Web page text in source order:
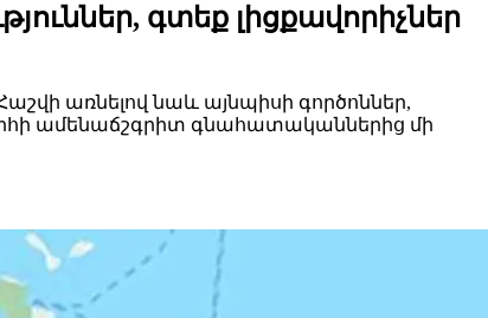
գտեք լիցքավորիչներ
առնելով նաև այնպիսի գործոններ,
ամենաճշգրիտ գնահատականներից մի